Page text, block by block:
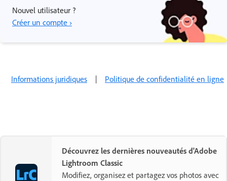
Nouvel utilisateur ?
Créer un compte ›
Informations juridiques | Politique de confidentialité en ligne
Découvrez les dernières nouveautés d'Adobe
Lightroom Classic
Modifiez, organisez et partagez vos photos avec